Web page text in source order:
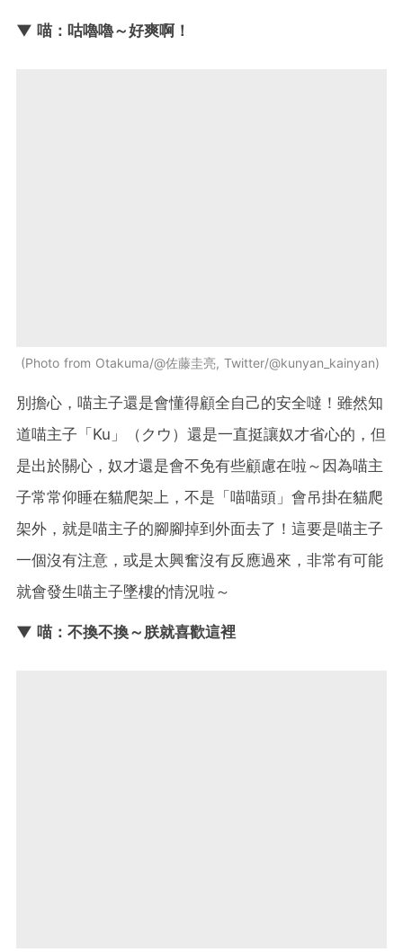
▼ 喵：咕嚕嚕～好爽啊！
Photo from Otakuma/@佐藤圭亮, Twitter/@kunyan_kainyan
別擔心，喵主子還是會懂得顧全自己的安全噠！雖然知
道喵主子「Ku」（クウ）還是一直挺讓奴才省心的，但
是出於關心，奴才還是會不免有些顧慮在啦～因為喵主
子常常仰睡在貓爬架上，不是「喵喵頭」會吊掛在貓爬
架外，就是喵主子的腳腳掉到外面去了！這要是喵主子
一個沒有注意，或是太興奮沒有反應過來，非常有可能
就會發生喵主子墜樓的情況啦～
▼ 喵：不換不換～朕就喜歡這裡